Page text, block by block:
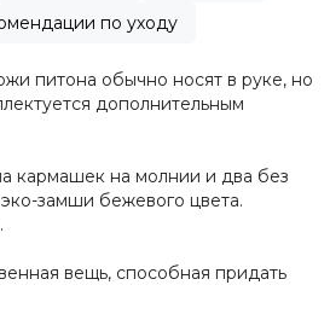
по уходу
питона обычно носят в руке, но
дополнительным
кармашек на молнии и два без
замши бежевого цвета.
вещь, способная придать